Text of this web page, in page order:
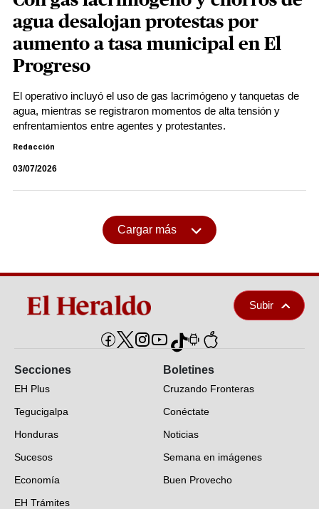
agua desalojan protestas por
aumento a tasa municipal en El
Progreso
El operativo incluyó el uso de gas lacrimógeno y tanquetas de
agua, mientras se registraron momentos de alta tensión y
enfrentamientos entre agentes y protestantes.
Redacción
03/07/2026
Cargar más
Subir
Secciones
EH Plus
Tegucigalpa
Honduras
Sucesos
Economía
EH Trámites
Boletines
Cruzando Fronteras
Conéctate
Noticias
Semana en imágenes
Buen Provecho